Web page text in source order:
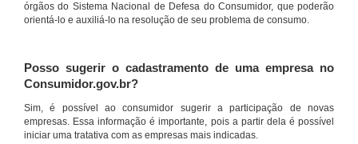
órgãos do Sistema Nacional de Defesa do Consumidor, que poderão
orientá-lo e auxiliá-lo na resolução de seu problema de consumo.
Posso sugerir o cadastramento de uma empresa no
Consumidor.gov.br?
Sim, é possível ao consumidor sugerir a participação de novas
empresas. Essa informação é importante, pois a partir dela é possível
iniciar uma tratativa com as empresas mais indicadas.